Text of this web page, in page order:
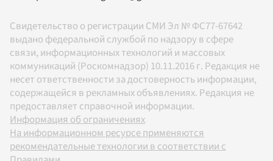
Свидетельство о регистрации СМИ Эл № ФС77-67642
выдано федеральной службой по надзору в сфере
связи, информационных технологий и массовых
коммуникаций (Роскомнадзор) 10.11.2016 г. Редакция не
несет ответственности за достоверность информации,
содержащейся в рекламных объявлениях. Редакция не
предоставляет справочной информации.
Информация об ограничениях
На информационном ресурсе применяются
рекомендательные технологии в соответствии с